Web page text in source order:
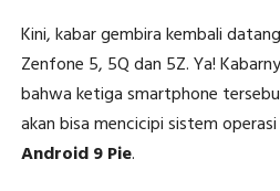
Kini, kabar gembira kembali
Zenfone 5, 5Q dan 5Z. Ya!
bahwa ketiga smartphone
akan bisa mencicipi sistem
Android 9 Pie.